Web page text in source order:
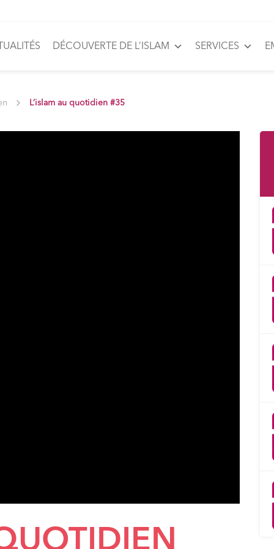
DÉCOUVERTE DE L’ISLAM SERVICES
L’islam au quotidien #35